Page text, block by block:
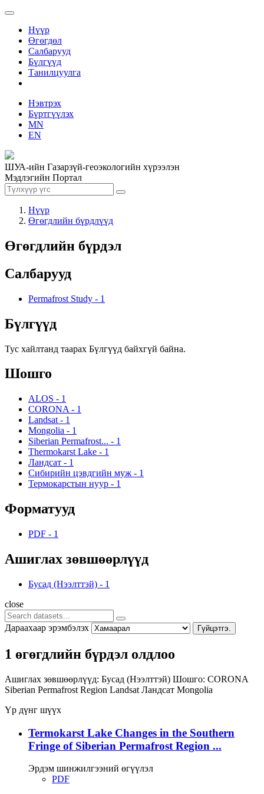
Нүүр
Өгөгдөл
Салбарууд
Бүлгүүд
Танилцуулга
Нэвтрэх
Бүртгүүлэх
MN
EN
ШУА-ийн Газарзүй-геоэкологийн хүрээлэн
Мэдлэгийн Портал
Нүүр
Өгөгдлийн бүрдлүүд
Өгөгдлийн бүрдэл
Салбарууд
Permafrost Study - 1
Бүлгүүд
Тус хайлтанд таарах Бүлгүүд байхгүй байна.
Шошго
ALOS - 1
CORONA - 1
Landsat - 1
Mongolia - 1
Siberian Permafrost... - 1
Thermokarst Lake - 1
Ландсат - 1
Сибирийн цэвдгийн муж - 1
Термокарстын нуур - 1
Форматууд
PDF - 1
Ашиглах зөвшөөрлүүд
Бусад (Нээлттэй) - 1
close
Дараахаар эрэмбэлэх Гүйцэтгэ.
1 өгөгдлийн бүрдэл олдлоо
Ашиглах зөвшөөрлүүд: Бусад (Нээлттэй) Шошго: CORONA
Siberian Permafrost Region Landsat Ландсат Mongolia
Үр дүнг шүүх
Termokarst Lake Changes in the Southern
Fringe of Siberian Permafrost Region ...
Эрдэм шинжилгээний өгүүлэл
PDF